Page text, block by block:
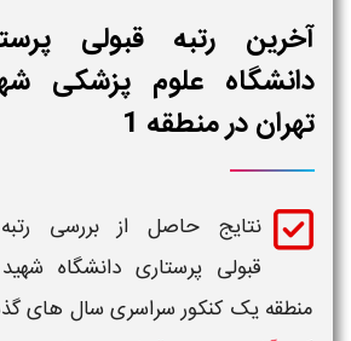
آخرین رتبه قبولی
دانشگاه علوم پزشکی
تهران در منطقه 1
نتایج حاصل از بررسیرتبه
قبولیپرستاریدانشگاهشهید
منطقه یککنکور سراسری سال های